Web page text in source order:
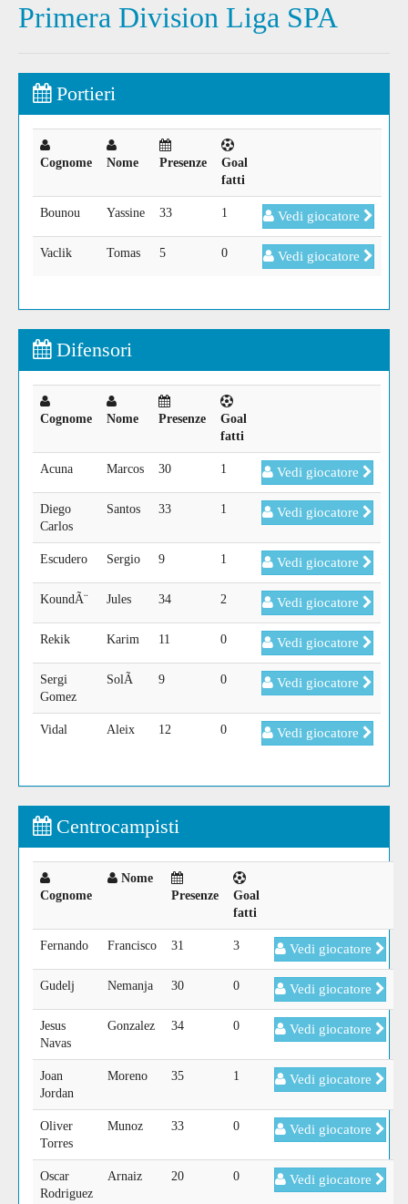
Primera Division Liga SPA
Portieri
Cognome Nome Presenze
Goal
fatti
Bounou Yassine 33 1 Vedi giocatore
Vaclik Tomas 5 0 Vedi giocatore
Difensori
Cognome Nome Presenze
Goal
fatti
Acuna Marcos 30 1 Vedi giocatore
Diego
Carlos
Santos 33 1 Vedi giocatore
Escudero Sergio 9 1 Vedi giocatore
KoundÃ¨ Jules 34 2 Vedi giocatore
Rekik Karim 11 0 Vedi giocatore
Sergi
Gomez
SolÃ 9 0 Vedi giocatore
Vidal Aleix 12 0 Vedi giocatore
Centrocampisti
Cognome
Nome
Presenze
Goal
fatti
Fernando Francisco 31 3 Vedi giocatore
Gudelj Nemanja 30 0 Vedi giocatore
Jesus
Navas
Gonzalez 34 0 Vedi giocatore
Joan
Jordan
Moreno 35 1 Vedi giocatore
Oliver
Torres
Munoz 33 0 Vedi giocatore
Oscar
Rodriguez
Arnaiz 20 0 Vedi giocatore